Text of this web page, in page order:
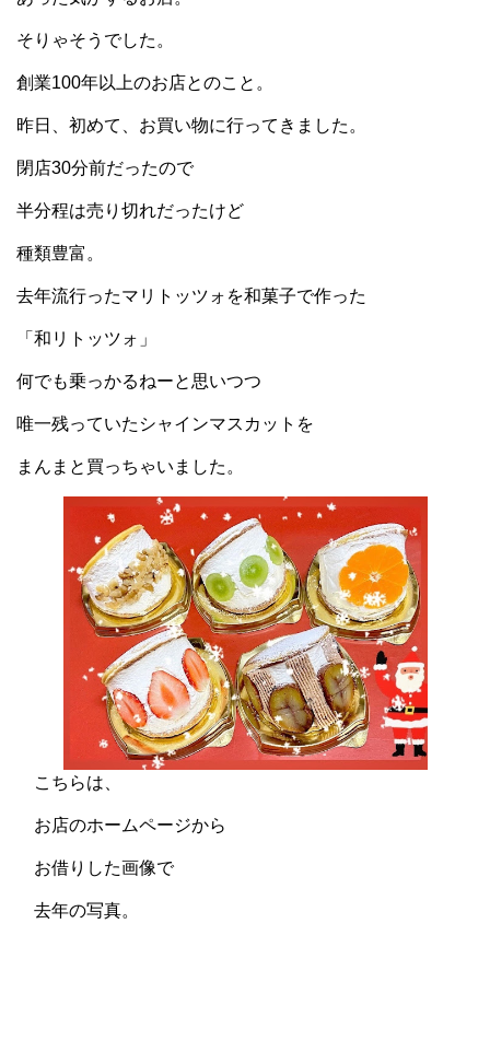
そりゃそうでした。
創業100年以上のお店とのこと。
昨日、初めて、お買い物に行ってきました。
閉店30分前だったので
半分程は売り切れだったけど
種類豊富。
去年流行ったマリトッツォを和菓子で作った
「和リトッツォ」
何でも乗っかるねーと思いつつ
唯一残っていたシャインマスカットを
まんまと買っちゃいました。
こちらは、
お店のホームページから
お借りした画像で
去年の写真。